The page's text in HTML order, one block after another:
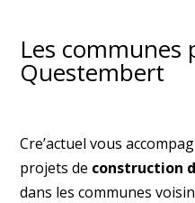
Les communes
Questembert
Cre’actuel vous
projets de construction
dans les communes